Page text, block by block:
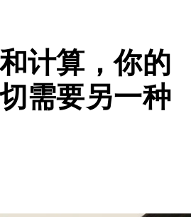
计算，你的
需要另一种